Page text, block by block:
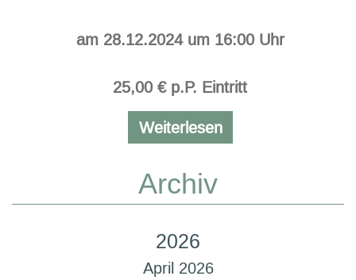
am 28.12.2024 um 16:00 Uhr
25,00 € p.P. Eintritt
WeiterlesenWagners
Salonquartett
Archiv
2026
April 2026